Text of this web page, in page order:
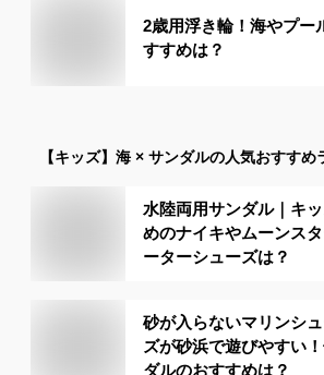
2歳用浮き輪！海やプー
すすめは？
【キッズ】 海 × サンダルの人気おすすめ
水陸両用サンダル｜キ
めのナイキやムーンス
ーターシューズは？
砂が入らないマリンシ
ズが砂浜で遊びやすい
ダルのおすすめは？